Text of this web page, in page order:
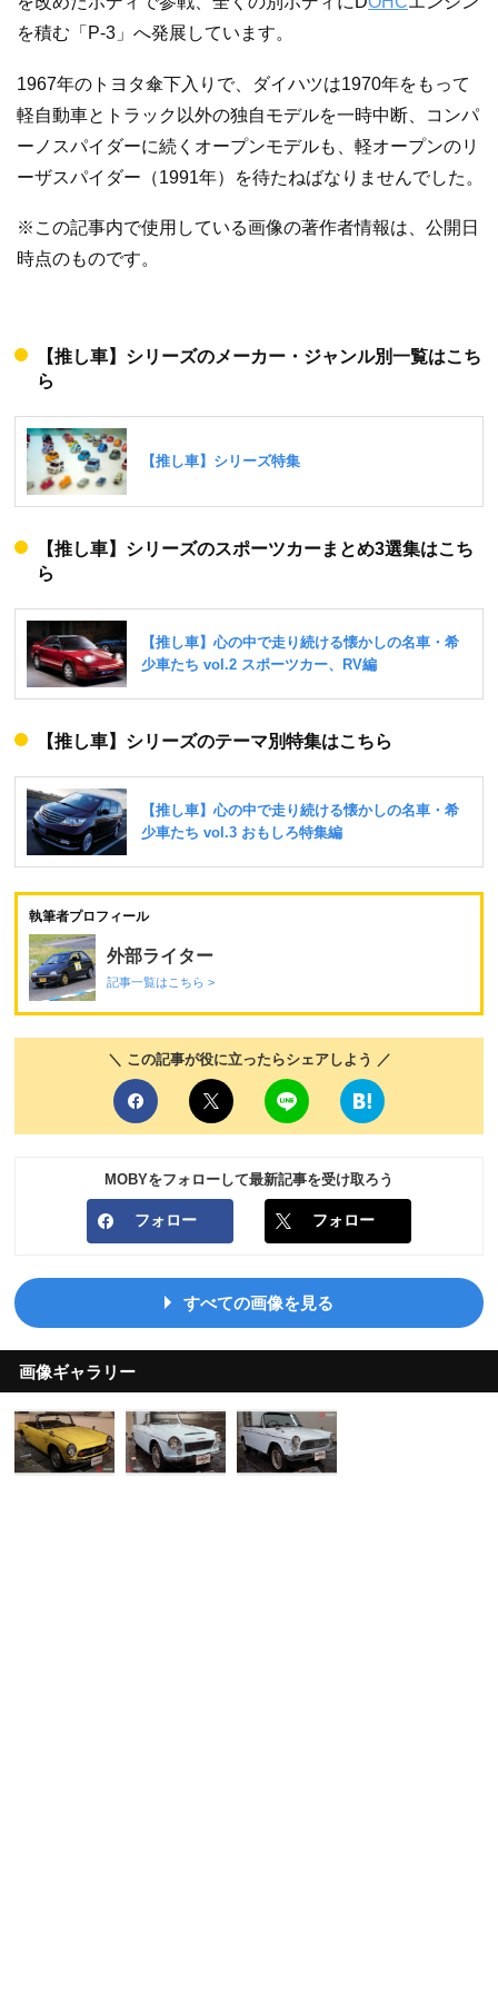
を積む「P-3」へ発展しています。
1967年のトヨタ傘下入りで、ダイハツは1970年をもって
軽自動車とトラック以外の独自モデルを一時中断、コンパ
ーノスパイダーに続くオープンモデルも、軽オープンのリ
ーザスパイダー（1991年）を待たねばなりませんでした。
※この記事内で使用している画像の著作者情報は、公開日
時点のものです。
【推し車】シリーズのメーカー・ジャンル別一覧はこち
ら
【推し車】シリーズのスポーツカーまとめ3選集はこち
ら
【推し車】シリーズのテーマ別特集はこちら
執筆者プロフィール
外部ライター
記事一覧はこちら >
＼ この記事が役に立ったらシェアしよう ／
MOBYをフォローして最新記事を受け取ろう
フォロー フォロー
すべての画像を見る
画像ギャラリー